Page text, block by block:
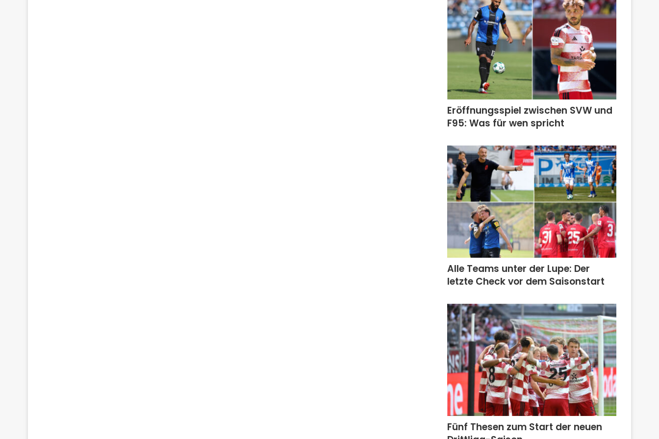
Eröffnungsspiel zwischen SVW und
F95: Was für wen spricht
Alle Teams unter der Lupe: Der
letzte Check vor dem Saisonstart
Fünf Thesen zum Start der neuen